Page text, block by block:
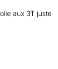
aux 3T juste